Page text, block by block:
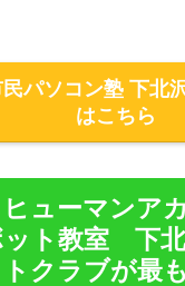
パソコン塾 下北
はこちら
ューマンア
ット教室 下
クラブが最